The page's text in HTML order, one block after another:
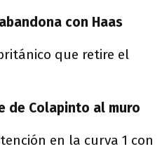
con Haas
que retire el
de Colapinto al muro
en la curva 1 con